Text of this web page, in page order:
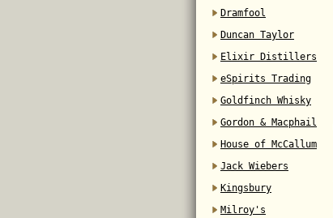
Dramfool
Duncan Taylor
Elixir Distillers
eSpirits Trading
Goldfinch Whisky
Gordon & Macphail
House of McCallum
Jack Wiebers
Kingsbury
Milroy's